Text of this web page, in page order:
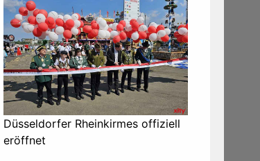
Düsseldorfer Rheinkirmes offiziell
eröffnet